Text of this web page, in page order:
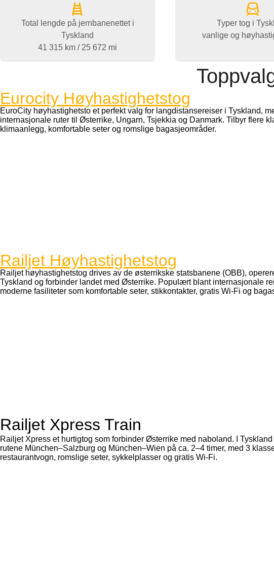
Total lengde på jernbanenettet i
Tyskland
41 315 km / 25 672 mi
Typer tog i
vanlige og
Eurocity Høyhastighetstog
EuroCity høyhastighetsto et perfekt valg for langdistansereiser i Tyskland,
internasjonale ruter til Østerrike, Ungarn, Tsjekkia og Danmark. Tilbyr flere
klimaanlegg, komfortable seter og romslige bagasjeområder.
Railjet Høyhastighetstog
Railjet høyhastighetstog drives av de østerrikske statsbanene (OBB),
Tyskland og forbinder landet med Østerrike. Populært blant internasjonale
moderne fasiliteter som komfortable seter, stikkontakter, gratis Wi-Fi og
Railjet Xpress Train
Railjet Xpress et hurtigtog som forbinder Østerrike med naboland. I Tyskland
rutene München–Salzburg og München–Wien på ca. 2–4 timer, med 3
restaurantvogn, romslige seter, sykkelplasser og gratis Wi-Fi.